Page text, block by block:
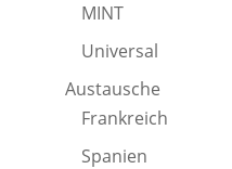
MINT
Universal
Austausche
Frankreich
Spanien